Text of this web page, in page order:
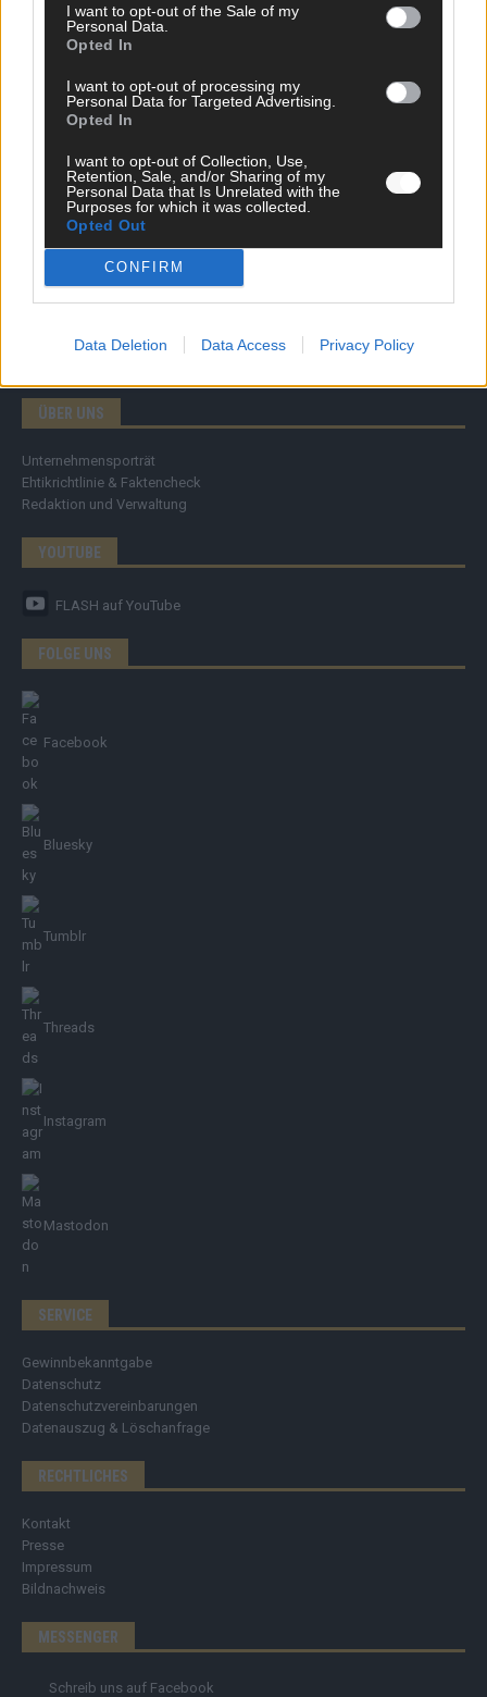
I want to opt-out of the Sale of my
Personal Data.
Opted In
I want to opt-out of processing my
Personal Data for Targeted Advertising.
Opted In
I want to opt-out of Collection, Use,
Retention, Sale, and/or Sharing of my
Personal Data that Is Unrelated with the
Purposes for which it was collected.
Opted Out
CONFIRM
Data Deletion Data Access Privacy Policy
DIREKT ZUM THEMA
Politik & Co
Tipps & Tricks
Brainpower
Specials
Meinung
Streams & Storys
ÜBER UNS
Unternehmensporträt
Ehtikrichtlinie & Faktencheck
Redaktion und Verwaltung
YOUTUBE
FLASH auf YouTube
FOLGE UNS
Facebook
Bluesky
Tumblr
Threads
Instagram
Mastodon
SERVICE
Gewinnbekanntgabe
Datenschutz
Datenschutzvereinbarungen
Datenauszug & Löschanfrage
RECHTLICHES
Kontakt
Presse
Impressum
Bildnachweis
MESSENGER
Schreib uns auf Facebook